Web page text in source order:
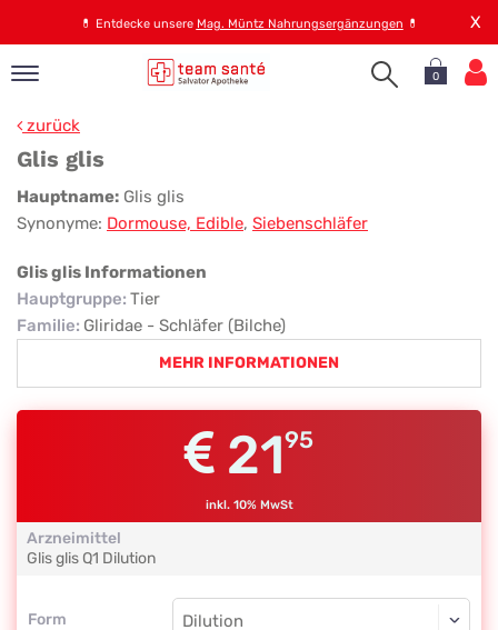
💊 Entdecke unsere Mag. Müntz Nahrungsergänzungen 💊 X
0
zurück
Glis glis
Glis
glis
Hauptname: Glis glis
Synonyme: Dormouse, Edible, Siebenschläfer
Glis glis Informationen
Hauptgruppe: Tier
Familie: Gliridae - Schläfer (Bilche)
MEHR INFORMATIONEN
2195
inkl. 10% MwSt
Arzneimittel
Glis glis Q1 Dilution
Form
Form